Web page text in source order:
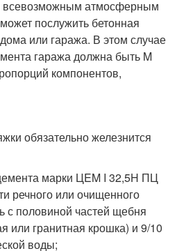
всевозможным атмосферным
послужить бетонная
или гаража. В этом случае
гаража должна быть M
компонентов,
обязательно железнится
марки ЦEM I 32,5H ПЦ
речного или очищенного
с половиной частей щебня
или гранитная крошка) и 9/10
воды;